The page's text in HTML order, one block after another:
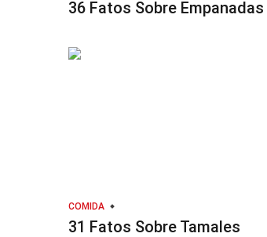
36 Fatos Sobre Empanadas
COMIDA
31 Fatos Sobre Tamales